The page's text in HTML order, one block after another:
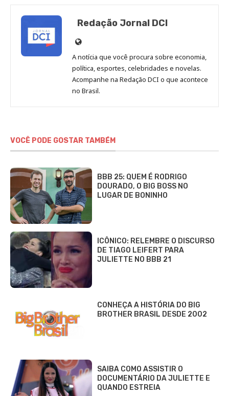
Redação Jornal DCI
Site
de
Redação
Jornal
DCI
A notícia que você procura sobre economia,
política, esportes, celebridades e novelas.
Acompanhe na Redação DCI o que acontece
no Brasil.
VOCÊ PODE GOSTAR TAMBÉM
BBB 25: QUEM É RODRIGO
DOURADO, O BIG BOSS NO
LUGAR DE BONINHO
ICÔNICO: RELEMBRE O DISCURSO
DE TIAGO LEIFERT PARA
JULIETTE NO BBB 21
CONHEÇA A HISTÓRIA DO BIG
BROTHER BRASIL DESDE 2002
SAIBA COMO ASSISTIR O
DOCUMENTÁRIO DA JULIETTE E
QUANDO ESTREIA